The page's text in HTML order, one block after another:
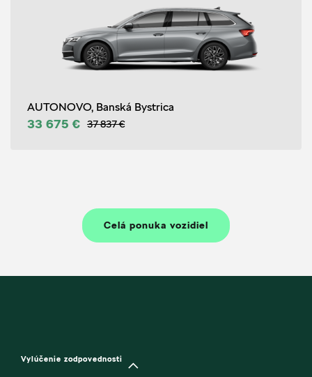
AUTONOVO, Banská Bystrica
33 675 € 37 837 €
Celá ponuka vozidiel
Vylúčenie zodpovednosti